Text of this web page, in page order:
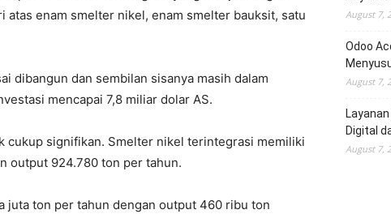
enam smelter nikel, enam smelter bauksit, satu
dibangun dan sembilan sisanya masih dalam
mencapai 7,8 miliar dolar AS.
cukup signifikan. Smelter nikel terintegrasi memiliki
output 924.780 ton per tahun.
juta ton per tahun dengan output 460 ribu ton
August 7,
Odoo
August 7,
Digital
August 7,